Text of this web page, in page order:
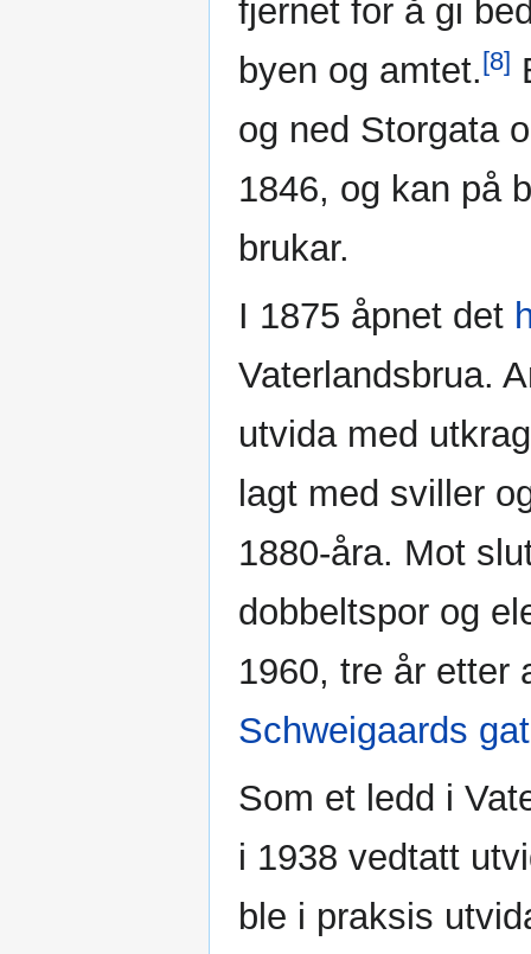
fjernet for å gi
byen og amtet.[8]
og ned Storgata
1846, og kan på
brukar.
I 1875 åpnet det
Vaterlandsbrua.
utvida med
lagt med sviller
1880-åra. Mot
dobbeltspor og
1960, tre år etter
Schweigaards
Som et ledd i
i 1938 vedtatt
ble i praksis